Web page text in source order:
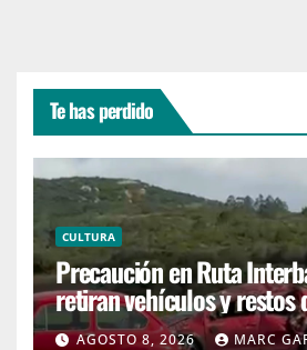
Te has perdido
CULTURA
Precaución en Ruta
retiran vehículos y restos
en el kilómetro 99
AGOSTO 8, 2026 MARC